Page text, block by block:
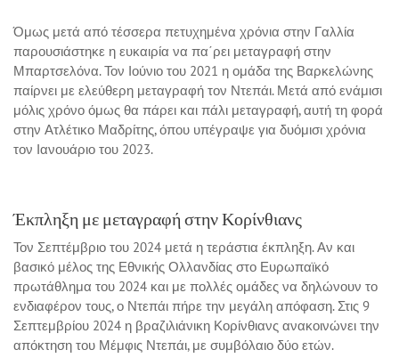
Όμως μετά από τέσσερα πετυχημένα χρόνια στην Γαλλία
παρουσιάστηκε η ευκαιρία να πα΄ρει μεταγραφή στην
Μπαρτσελόνα. Τον Ιούνιο του 2021 η ομάδα της Βαρκελώνης
παίρνει με ελεύθερη μεταγραφή τον Ντεπάι. Μετά από ενάμισι
μόλις χρόνο όμως θα πάρει και πάλι μεταγραφή, αυτή τη φορά
στην Ατλέτικο Μαδρίτης, όπου υπέγραψε για δυόμισι χρόνια
τον Ιανουάριο του 2023.
Έκπληξη με μεταγραφή στην Κορίνθιανς
Τον Σεπτέμβριο του 2024 μετά η τεράστια έκπληξη. Αν και
βασικό μέλος της Εθνικής Ολλανδίας στο Ευρωπαϊκό
πρωτάθλημα του 2024 και με πολλές ομάδες να δηλώνουν το
ενδιαφέρον τους, ο Ντεπάι πήρε την μεγάλη απόφαση. Στις 9
Σεπτεμβρίου 2024 η βραζιλιάνικη Κορίνθιανς ανακοινώνει την
απόκτηση του Μέμφις Ντεπάι, με συμβόλαιο δύο ετών.